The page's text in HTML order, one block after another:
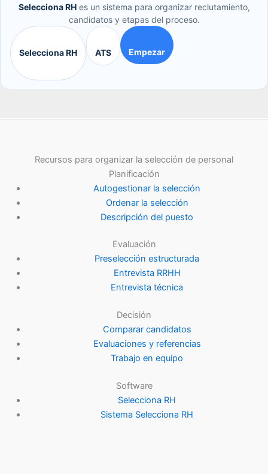
Selecciona RHes un sistema para organizar reclutamiento,
candidatos y etapas del proceso.
Selecciona RH ATS Empezar
Recursos para organizar la selección de personal
Planificación
Autogestionar la selección
Ordenar la selección
Descripción del puesto
Evaluación
Preselección estructurada
Entrevista RRHH
Entrevista técnica
Decisión
Comparar candidatos
Evaluaciones y referencias
Trabajo en equipo
Software
Selecciona RH
Sistema Selecciona RH